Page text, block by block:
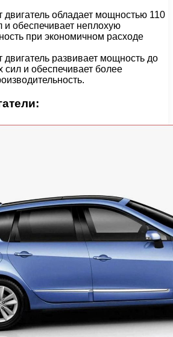
двигатель обладает мощностью 110
обеспечивает неплохую
при экономичном расходе
двигатель развивает мощность до
и обеспечивает более